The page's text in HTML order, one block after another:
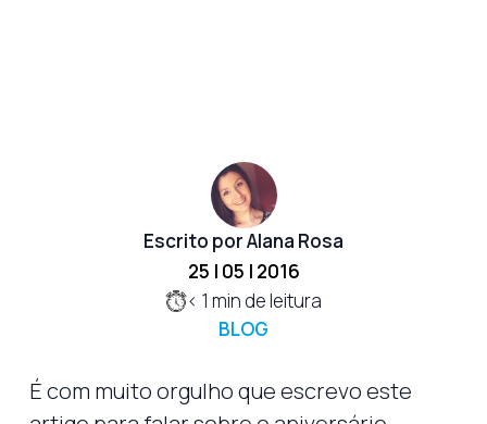
Escrito por Alana Rosa
25 | 05 | 2016
< 1 min de leitura
BLOG
É com muito orgulho que escrevo este